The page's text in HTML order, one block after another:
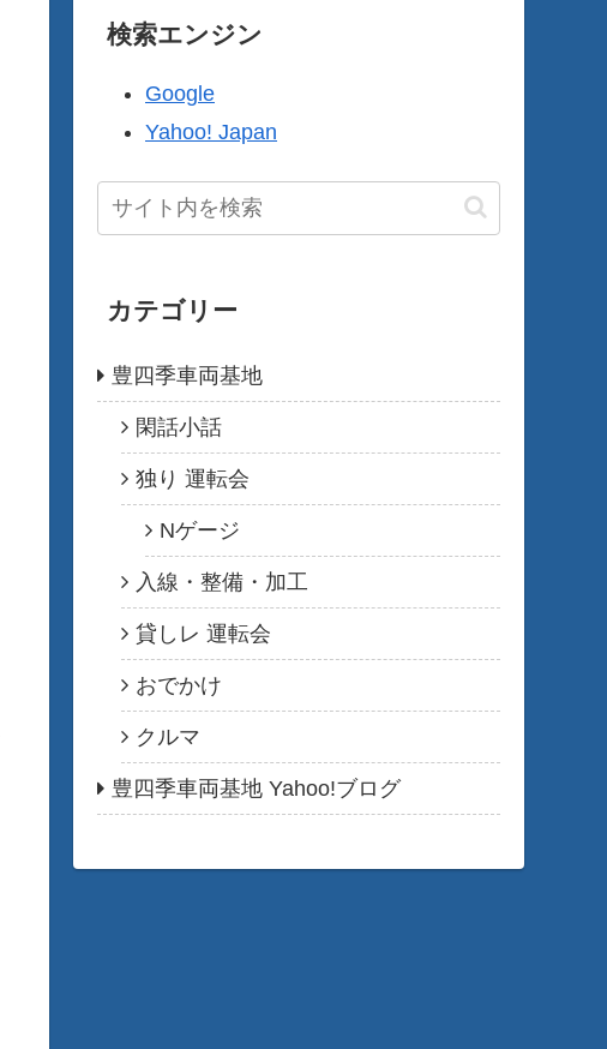
検索エンジン
Google
Yahoo! Japan
カテゴリー
豊四季車両基地
閑話小話
独り 運転会
Nゲージ
入線・整備・加工
貸しレ 運転会
おでかけ
クルマ
豊四季車両基地 Yahoo!ブログ